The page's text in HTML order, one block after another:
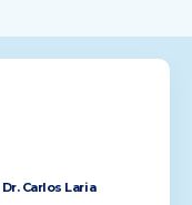
Dr. Carlos Laria